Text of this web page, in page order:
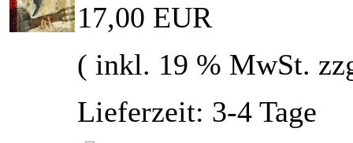
17,00 EUR
( inkl. 19 % MwSt.
Lieferzeit: 3-4 Tage